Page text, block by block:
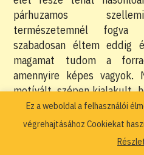
párhuzamos
természetemnél fogva
szabadosan éltem eddig
magamat tudom a
amennyire képes
motívált, szépen kialakult,
A megélhetés és a
gondviselésszerű
szándékosan irányítani
Ez a weboldal a felhasználói
végrehajtásához Cookiekat